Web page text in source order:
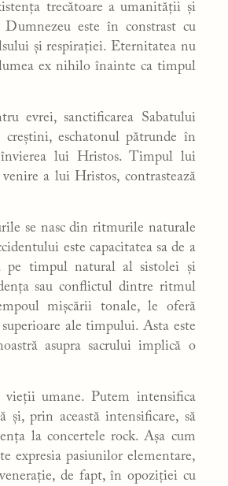
trecătoare a umanității și
este în constrast cu
și respirației. Eternitatea nu
ex nihilo înainte ca timpul
evrei, sanctificarea Sabatului
eschatonul pătrunde în
lui Hristos. Timpul lui
a lui Hristos, contrastează
se nasc din ritmurile naturale
este capacitatea sa de a
pe timpul natural al sistolei și
sau conflictul dintre ritmul
mișcării tonale, le oferă
ale timpului. Asta este
asupra sacrului implică o
umane. Putem intensifica
și, prin această intensificare, să
la concertele rock. Așa cum
expresia pasiunilor elementare,
de fapt, în opoziției cu